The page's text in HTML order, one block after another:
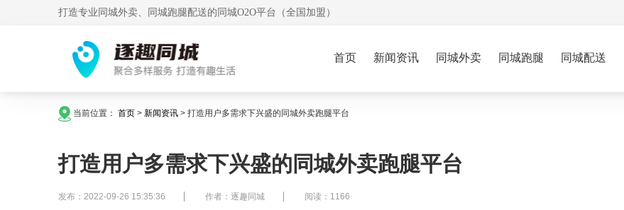
打造专业同城外卖、同城跑腿配送的同城O2O平台（全国加盟）
首页 新闻资讯 同城外卖 同城跑腿 同城配送
当前位置： 首页 > 新闻资讯 > 打造用户多需求下兴盛的同城外卖跑腿平台
打造用户多需求下兴盛的同城外卖跑腿平台
发布：2022-09-26 15:35:36 作者：逐趣同城 阅读：1166